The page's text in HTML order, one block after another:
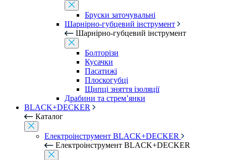
Бруски заточувальні
Шарнірно-губцевий інструмент
Шарнірно-губцевий інструмент
Болторізи
Кусачки
Пасатижі
Плоскогубці
Щипці зняття ізоляції
Драбини та стрем’янки
BLACK+DECKER
Каталог
Електроінструмент BLACK+DECKER
Електроінструмент BLACK+DECKER